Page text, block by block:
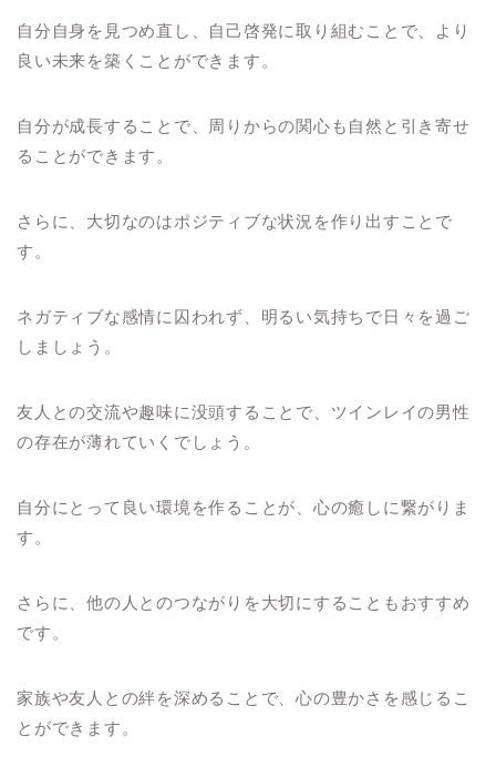
自分自身を見つめ直し、自己啓発に取り組むことで、より
良い未来を築くことができます。
自分が成長することで、周りからの関心も自然と引き寄せ
ることができます。
さらに、大切なのはポジティブな状況を作り出すことで
す。
ネガティブな感情に囚われず、明るい気持ちで日々を過ご
しましょう。
友人との交流や趣味に没頭することで、ツインレイの男性
の存在が薄れていくでしょう。
自分にとって良い環境を作ることが、心の癒しに繋がりま
す。
さらに、他の人とのつながりを大切にすることもおすすめ
です。
家族や友人との絆を深めることで、心の豊かさを感じるこ
とができます。